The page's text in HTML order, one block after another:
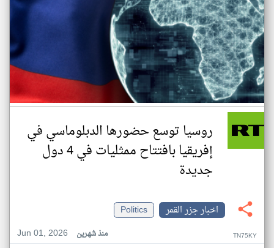
روسيا توسع حضورها الدبلوماسي في
إفريقيا بافتتاح ممثليات في 4 دول
جديدة
اخبار جزر القمر
Politics
Jun 01, 2026
منذ شهرين TN75KY